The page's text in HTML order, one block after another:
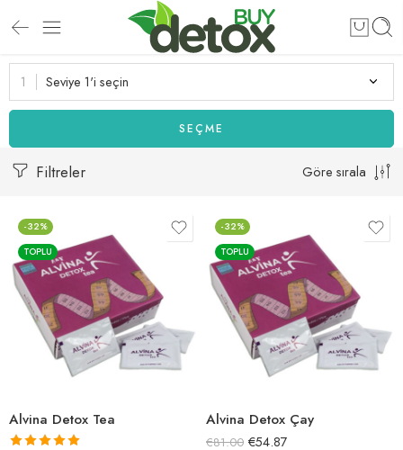
Seviye 1'i seçin
SEÇME
Filtreler Göre sırala
-32%
TOPLU
Alvina Detox Tea
-32%
TOPLU
Alvina Detox Çay
€81.00 €54.87